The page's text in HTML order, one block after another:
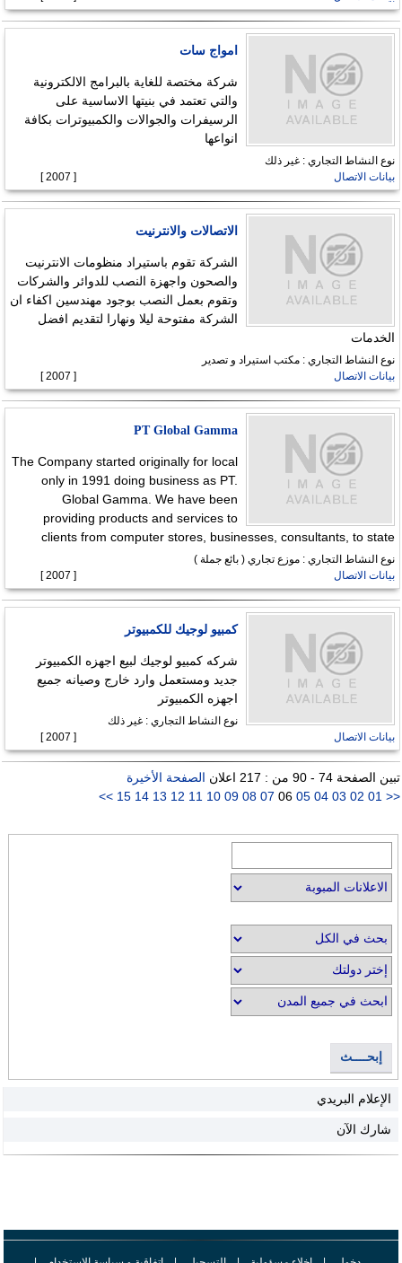
امواج سات
شركة مختصة للغاية بالبرامج الالكترونية
والتي تعتمد في بنيتها الاساسية على
الرسيفرات والجوالات والكمبيوترات بكافة
انواعها
نوع النشاط التجاري : غير ذلك
بيانات الاتصال
[ 2007 ]
الاتصالات والانترنيت
الشركة تقوم باستيراد منظومات الانترنيت
والصحون واجهزة النصب للدوائر والشركات
وتقوم بعمل النصب بوجود مهندسين اكفاء ان
الشركة مفتوحة ليلا ونهارا لتقديم افضل
الخدمات
نوع النشاط التجاري : مكتب استيراد و تصدير
بيانات الاتصال
[ 2007 ]
PT Global Gamma
The Company started originally for local
only in 1991 doing business as PT.
Global Gamma. We have been
providing products and services to
clients from computer stores, businesses, consultants, to state
نوع النشاط التجاري : موزع تجاري ( بائع جملة )
بيانات الاتصال
[ 2007 ]
كمبيو لوجيك للكمبيوتر
شركه كمبيو لوجيك لبيع اجهزه الكمبيوتر
جديد ومستعمل وارد خارج وصيانه جميع
اجهزه الكمبيوتر
نوع النشاط التجاري : غير ذلك
بيانات الاتصال
[ 2007 ]
تبين الصفحة 74 - 90 من : 217 اعلان
الصفحة الأخيرة
<<
02
03
04
05
06
07
08
09
10
11
12
13
14
15
>>
إبحــــث
الإعلام البريدي
شارك الآن